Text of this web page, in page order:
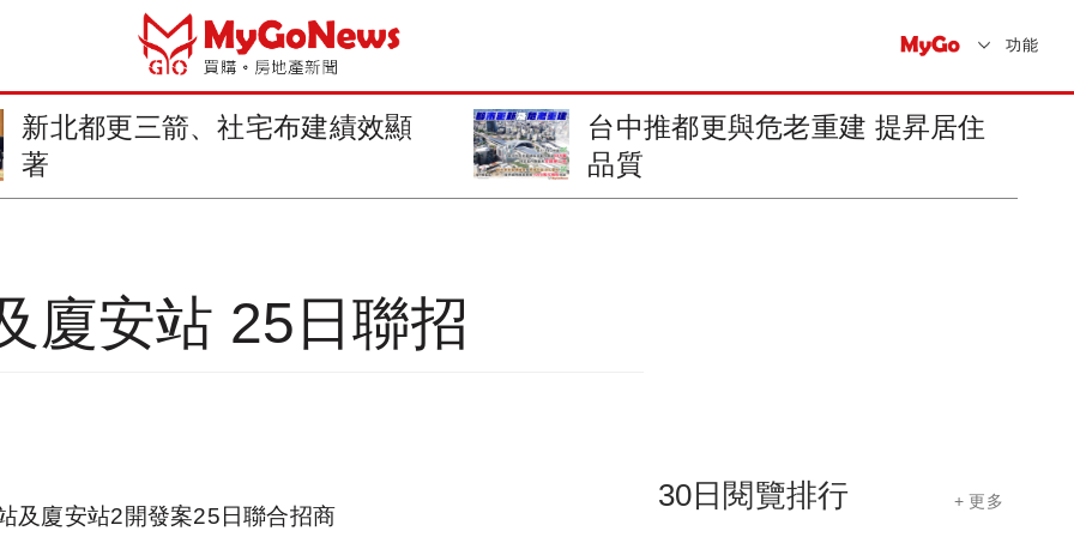
功能
台中推都更與危老重建 提昇居住
品質
北市修法 申請使用公有土地要多
注意
廈安站 25日聯招
及廈安站2開發案25日聯合招商
30日閱覽排行 + 更多